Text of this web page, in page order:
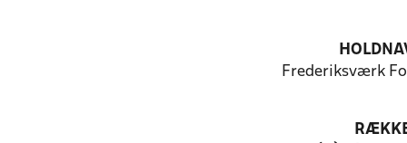
Frederiksværk